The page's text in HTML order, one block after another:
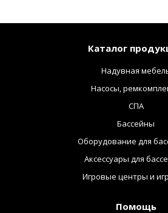
Каталог
Надувная
Насосы,
СПА
Бассейны
Оборудование для
Аксессуары для
Игровые центры и
Помощь